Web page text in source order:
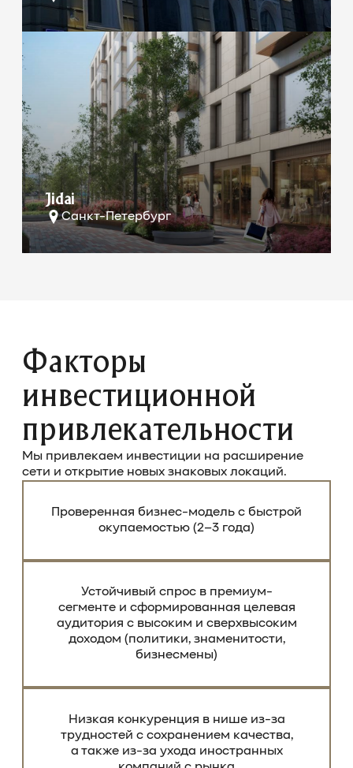
Jidai
Санкт-Петербург
Факторы
инвестиционной
привлекательности
Мы привлекаем инвестиции на расширение
сети и открытие новых знаковых локаций.
Проверенная бизнес-модель с быстрой
окупаемостью (2–3 года)
Устойчивый спрос в премиум-
сегменте и сформированная целевая
аудитория с высоким и сверхвысоким
доходом (политики, знаменитости,
бизнесмены)
Низкая конкуренция в нише из-за
трудностей с сохранением качества,
а также из-за ухода иностранных